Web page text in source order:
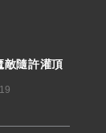
敵隨許灌頂